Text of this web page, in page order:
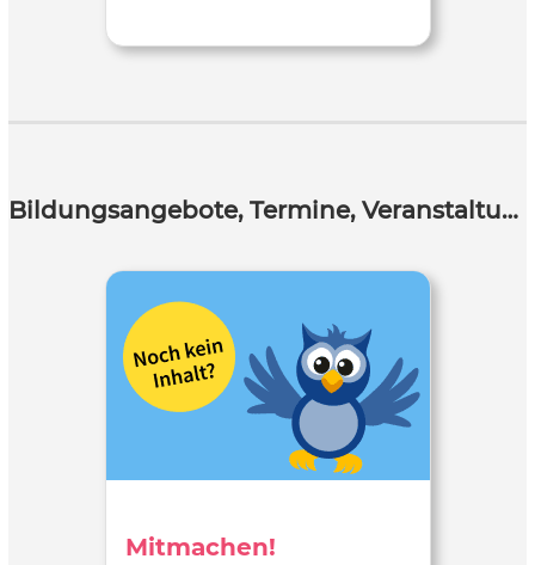
Bildungsangebote, Termine, Veranstaltungen
Mitmachen!